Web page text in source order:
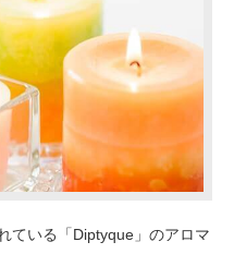
ている「Diptyque」のアロマ